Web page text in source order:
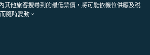
其他旅客搜尋到的最低票價，將可能依機位供應及稅
隨時變動。